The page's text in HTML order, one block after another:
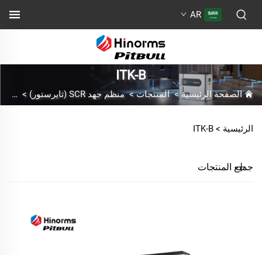
AR
ITK-B
الصفحة الرئيسية >المنتجات>منظم جهد SCR (ثايرستور) >
B
الرئيسية > ITK-B
جميع المنتجات